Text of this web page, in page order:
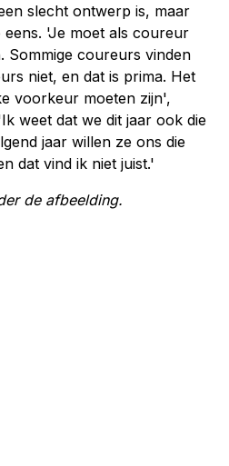
slecht ontwerp is, maar
'Je moet als coureur
Sommige coureurs vinden
niet, en dat is prima. Het
voorkeur moeten zijn',
weet dat we dit jaar ook die
jaar willen ze ons die
dat vind ik niet juist.'
de afbeelding.